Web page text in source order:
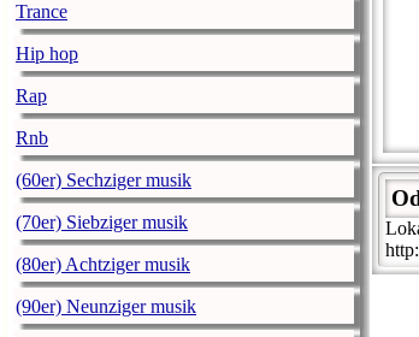
Trance
Hip hop
Rap
Rnb
(60er) Sechziger musik
(70er) Siebziger musik
(80er) Achtziger musik
(90er) Neunziger musik